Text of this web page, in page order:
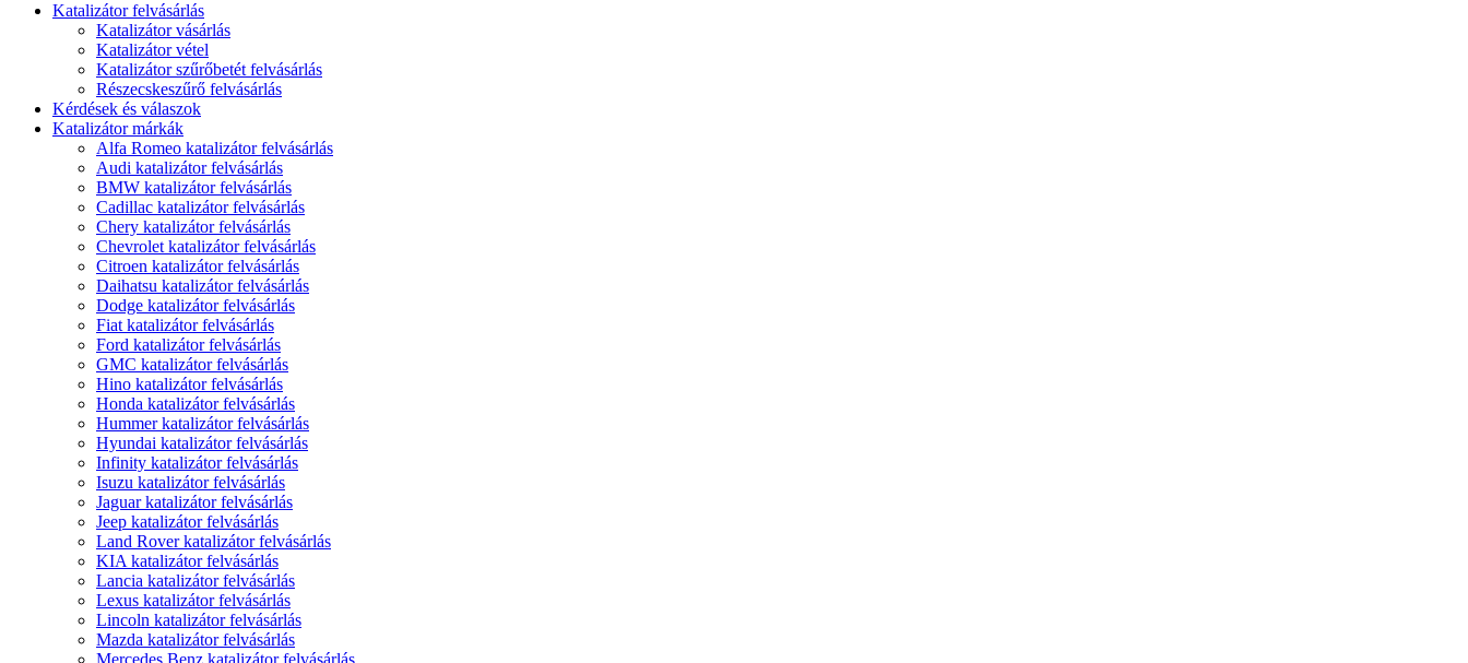
Katalizátor felvásárlás
Katalizátor vásárlás
Katalizátor vétel
Katalizátor szűrőbetét felvásárlás
Részecskeszűrő felvásárlás
Kérdések és válaszok
Katalizátor márkák
Alfa Romeo katalizátor felvásárlás
Audi katalizátor felvásárlás
BMW katalizátor felvásárlás
Cadillac katalizátor felvásárlás
Chery katalizátor felvásárlás
Chevrolet katalizátor felvásárlás
Citroen katalizátor felvásárlás
Daihatsu katalizátor felvásárlás
Dodge katalizátor felvásárlás
Fiat katalizátor felvásárlás
Ford katalizátor felvásárlás
GMC katalizátor felvásárlás
Hino katalizátor felvásárlás
Honda katalizátor felvásárlás
Hummer katalizátor felvásárlás
Hyundai katalizátor felvásárlás
Infinity katalizátor felvásárlás
Isuzu katalizátor felvásárlás
Jaguar katalizátor felvásárlás
Jeep katalizátor felvásárlás
Land Rover katalizátor felvásárlás
KIA katalizátor felvásárlás
Lancia katalizátor felvásárlás
Lexus katalizátor felvásárlás
Lincoln katalizátor felvásárlás
Mazda katalizátor felvásárlás
Mercedes Benz katalizátor felvásárlás